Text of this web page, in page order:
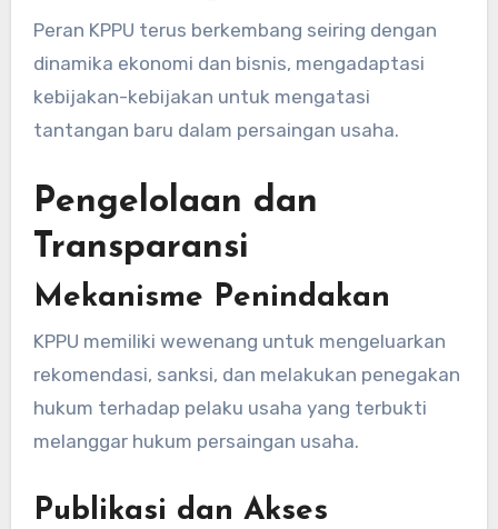
Peran KPPU terus berkembang seiring dengan
dinamika ekonomi dan bisnis, mengadaptasi
kebijakan-kebijakan untuk mengatasi
tantangan baru dalam persaingan usaha.
Pengelolaan dan
Transparansi
Mekanisme Penindakan
KPPU memiliki wewenang untuk mengeluarkan
rekomendasi, sanksi, dan melakukan penegakan
hukum terhadap pelaku usaha yang terbukti
melanggar hukum persaingan usaha.
Publikasi dan Akses